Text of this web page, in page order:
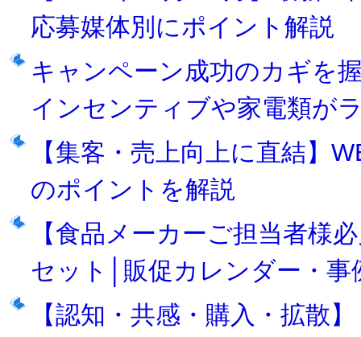
応募媒体別にポイント解説
キャンペーン成功のカギを
インセンティブや家電類が
【集客・売上向上に直結】
のポイントを解説
【食品メーカーご担当者様
セット│販促カレンダー・
【認知・共感・購入・拡散